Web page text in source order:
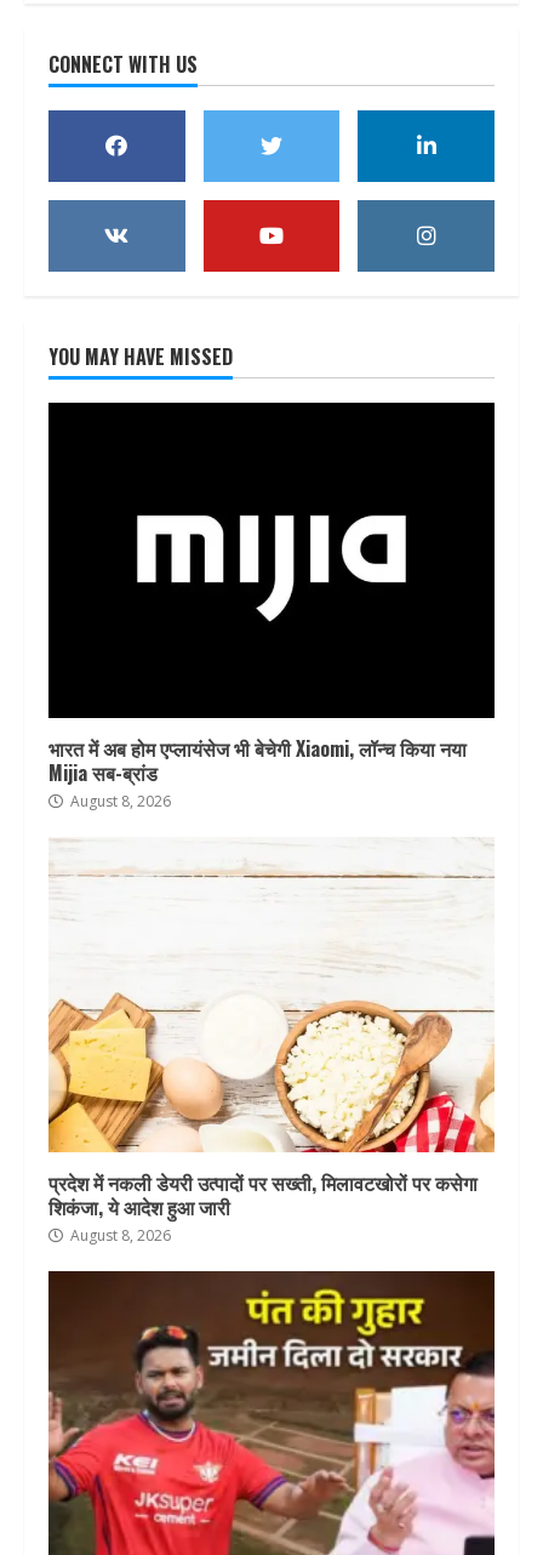
CONNECT WITH US
YOU MAY HAVE MISSED
भारत में अब होम एप्लायंसेज भी बेचेगी Xiaomi, लॉन्च किया नया
Mijia सब-ब्रांड
August 8, 2026
प्रदेश में नकली डेयरी उत्पादों पर सख्ती, मिलावटखोरों पर कसेगा
शिकंजा, ये आदेश हुआ जारी
August 8, 2026